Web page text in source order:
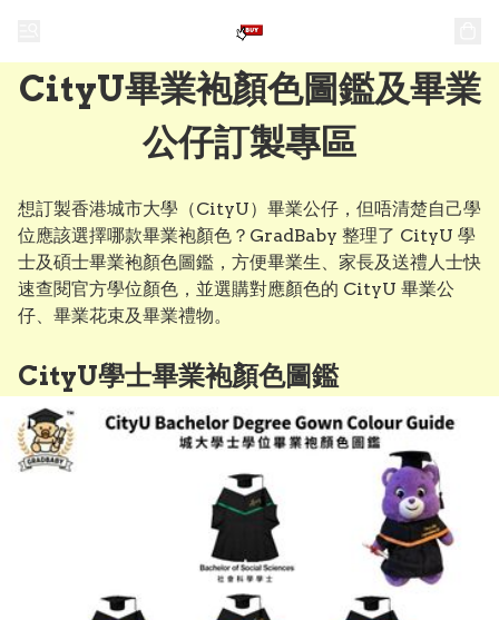
CityU畢業袍顏色圖鑑及畢業
公仔訂製專區
想訂製香港城市大學（CityU）畢業公仔，但唔清楚自己學
位應該選擇哪款畢業袍顏色？GradBaby 整理了 CityU 學
士及碩士畢業袍顏色圖鑑，方便畢業生、家長及送禮人士快
速查閱官方學位顏色，並選購對應顏色的 CityU 畢業公
仔、畢業花束及畢業禮物。
CityU學士畢業袍顏色圖鑑